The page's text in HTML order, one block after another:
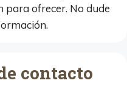
para ofrecer. No dude
contacto